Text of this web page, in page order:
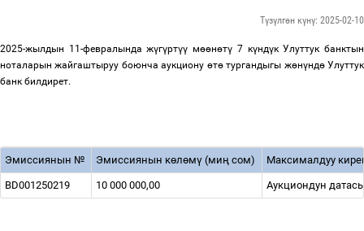
Түзүлгөн күнү: 2025-02-10
2025-жылдын 11-февралында жүгүртүү мөөнөтү 7 күндүк Улуттук банктын
ноталарын жайгаштыруу боюнча аукциону өтөтургандыгы жөнүндөУлуттук
банк билдирет.
Эмиссиянын № Эмиссиянын көлөмү (миң сом) Максималдуу
BD001250219 10 000 000,00 Аукциондун